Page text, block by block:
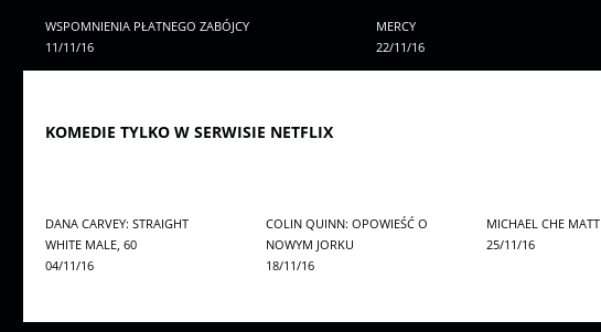
WSPOMNIENIA PŁATNEGO ZABÓJCY
11/11/16
MERCY
22/11/16
KOMEDIE TYLKO W SERWISIE NETFLIX
DANA CARVEY: STRAIGHT
WHITE MALE, 60
04/11/16
COLIN QUINN: OPOWIEŚĆ O
NOWYM JORKU
18/11/16
MICHAEL CHE
25/11/16